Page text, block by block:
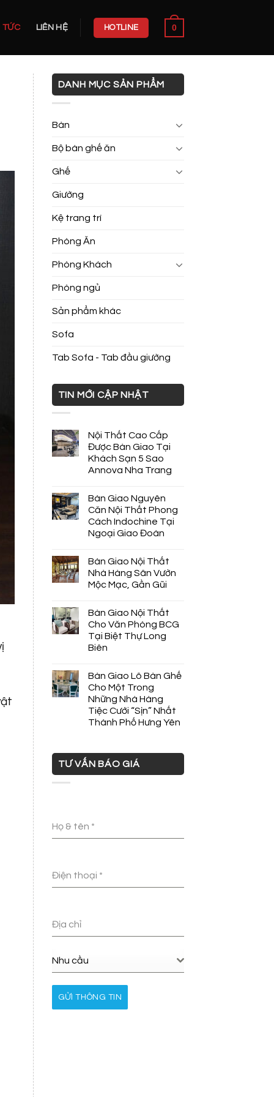
TỨC LIÊN HỆ HOTLINE 0
DANH MỤC SẢN PHẨM
Bàn
Bộ bàn ghế ăn
Ghế
Giường
Kệ trang trí
Phòng Ăn
Phòng Khách
Phòng ngủ
Sản phẩm khác
Sofa
Tab Sofa - Tab đầu giường
TIN MỚI CẬP NHẬT
Nội Thất Cao Cấp
Được Bàn Giao Tại
Khách Sạn 5 Sao
Annova Nha Trang
Bàn Giao Nguyên
Căn Nội Thất Phong
Cách Indochine Tại
Ngoại Giao Đoàn
Bàn Giao Nội Thất
Nhà Hàng Sân Vườn
Mộc Mạc, Gần Gũi
Bàn Giao Nội Thất
Cho Văn Phòng BCG
Tại Biệt Thự Long
Biên
Bàn Giao Lô Bàn Ghế
Cho Một Trong
Những Nhà Hàng
Tiệc Cưới “Sịn” Nhất
Thành Phố Hưng Yên
TƯ VẤN BÁO GIÁ
Họ & tên *
Điện thoại *
Địa chỉ
Nhu cầu
GỬI THÔNG TIN